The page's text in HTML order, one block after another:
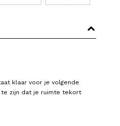
klaar voor je volgende
te zijn dat je ruimte tekort